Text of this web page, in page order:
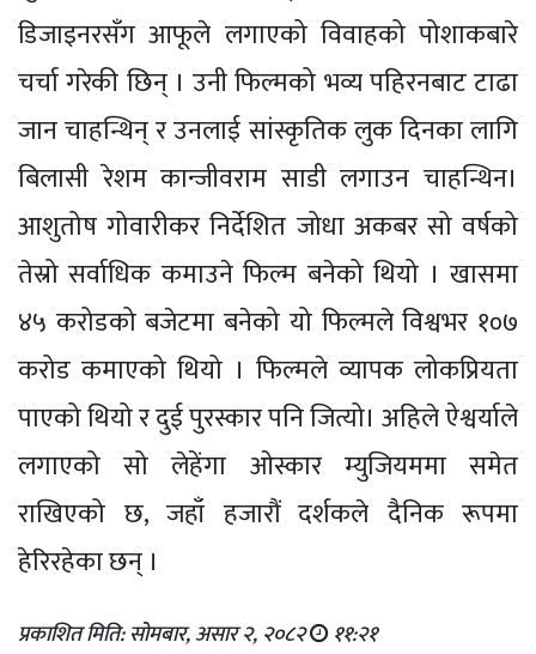
डिजाइनरसँग आफूले लगाएको विवाहको पोशाकबारे
चर्चा गरेकी छिन् । उनी फिल्मको भव्य पहिरनबाट टाढा
जान चाहन्थिन् र उनलाई सांस्कृतिक लुक दिनका लागि
बिलासी रेशम कान्जीवराम साडी लगाउन चाहन्थिन।
आशुतोष गोवारीकर निर्देशित जोधा अकबर सो वर्षको
तेस्रो सर्वाधिक कमाउने फिल्म बनेको थियो । खासमा
४५ करोडको बजेटमा बनेको यो फिल्मले विश्वभर १०७
करोड कमाएको थियो । फिल्मले व्यापक लोकप्रियता
पाएको थियो र दुई पुरस्कार पनि जित्यो। अहिले ऐश्वर्याले
लगाएको सो लेहेंगा ओस्कार म्युजियममा समेत
राखिएको छ, जहाँ हजारौं दर्शकले दैनिक रूपमा
हेरिरहेका छन् ।
प्रकाशित मिति: सोमबार, असार २, २०८२ ११:२१